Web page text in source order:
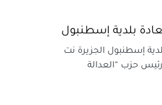
بلدية إسطنبول
إسطنبول الجزيرة نت
– رئيس حزب “العدالة